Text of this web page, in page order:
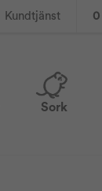
Kundtjänst 0
Sork